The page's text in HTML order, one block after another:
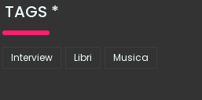
TAGS
Interview Libri
Musica